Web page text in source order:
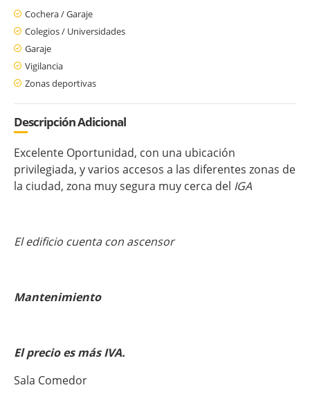
Cochera / Garaje
Colegios / Universidades
Garaje
Vigilancia
Zonas deportivas
Descripción Adicional
Excelente Oportunidad, con una ubicación
privilegiada, y varios accesos a las diferentes zonas de
la ciudad, zona muy segura muy cerca del IGA
El edificio cuenta con ascensor
Mantenimiento
El precio es más IVA.
Sala Comedor